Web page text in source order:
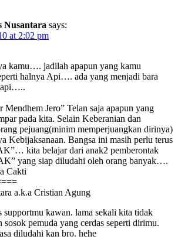
Nusantara says:
at 2:02 pm
kamu…. jadilah apapun yang kamu
halnya Api…. ada yang menjadi bara
api…..
Jero” Telan saja apapun yang
pada kita. Selain Keberanian dan
pejuang(minim memperjuangkan dirinya)
Kebijaksanaan. Bangsa ini masih perlu terus
kita belajar dari anak2 pemberontak
yang siap diludahi oleh orang banyak….
Cakti
a.k.a Cristian Agung
supportmu kawan. lama sekali kita tidak
sosok pemuda yang cerdas seperti dirimu.
diludahi kan bro. hehe